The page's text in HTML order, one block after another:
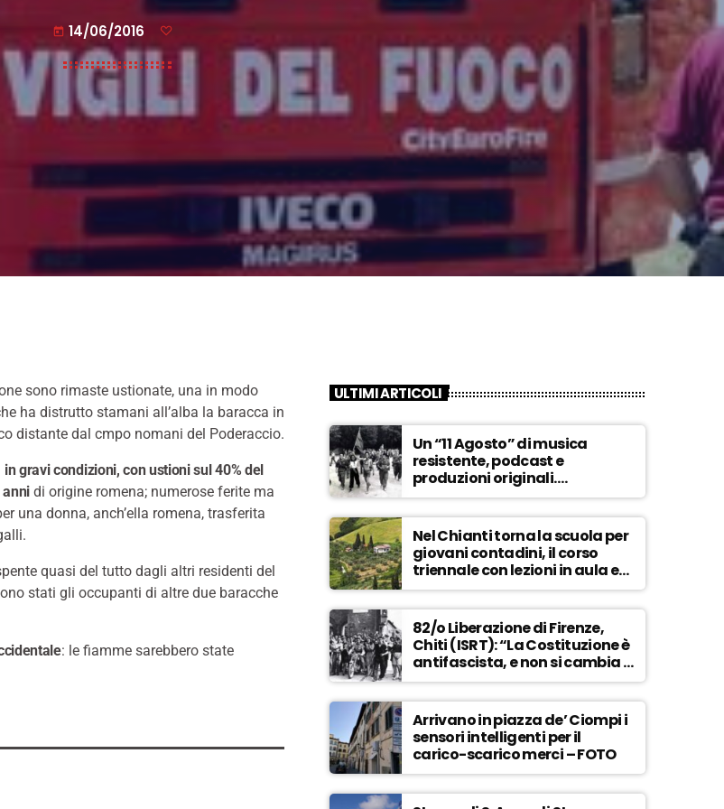
today 14/06/2016
sono rimaste ustionate, una in modo
ha distrutto stamani all’alba la baracca in
distante dal cmpo nomani del Poderaccio.
in gravi condizioni, con ustioni sul 40% del
anni di origine romena; numerose ferite ma
una donna, anch’ella romena, trasferita
quasi del tutto dagli altri residenti del
stati gli occupanti di altre due baracche
: le fiamme sarebbero state
ULTIMI ARTICOLI
Un “11 Agosto” di musica
resistente, podcast e
produzioni originali.
Novaradio festeggia in onda
la Liberazione di Firenze
Nel Chianti torna la scuola per
giovani contadini, il corso
triennale con lezioni in aula e
tra i campi – ASCOLTA
82/o Liberazione di Firenze,
Chiti (ISRT): “La Costituzione è
antifascista, e non si cambia a
maggioranza” – ASCOLTA
Arrivano in piazza de’ Ciompi i
sensori intelligenti per il
carico-scarico merci – FOTO